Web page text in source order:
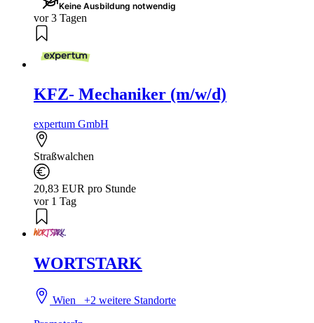
Keine Ausbildung notwendig
vor 3 Tagen
KFZ- Mechaniker (m/w/d)
expertum GmbH
Straßwalchen
20,83 EUR pro Stunde
vor 1 Tag
WORTSTARK
Wien+2 weitere Standorte